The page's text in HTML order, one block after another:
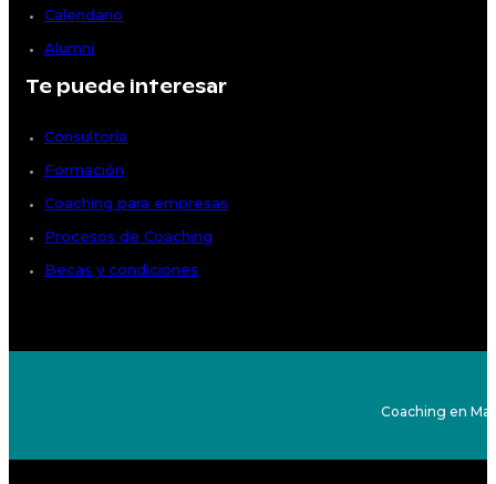
Calendario
Alumni
Te puede interesar
Consultoría
Formación
Coaching para empresas
Procesos de Coaching
Becas y condiciones
Coaching en